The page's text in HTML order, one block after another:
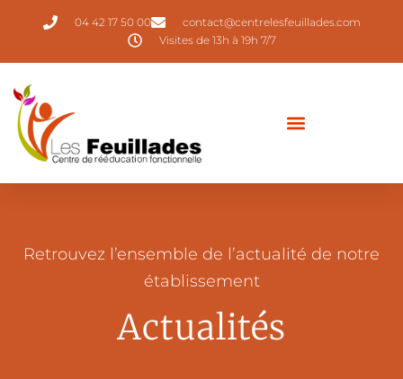
04 42 17 50 00
contact@centrelesfeuillades.com
Visites de 13h à 19h 7/7
Retrouvez l’ensemble de l’actualité de notre
établissement
Actualités